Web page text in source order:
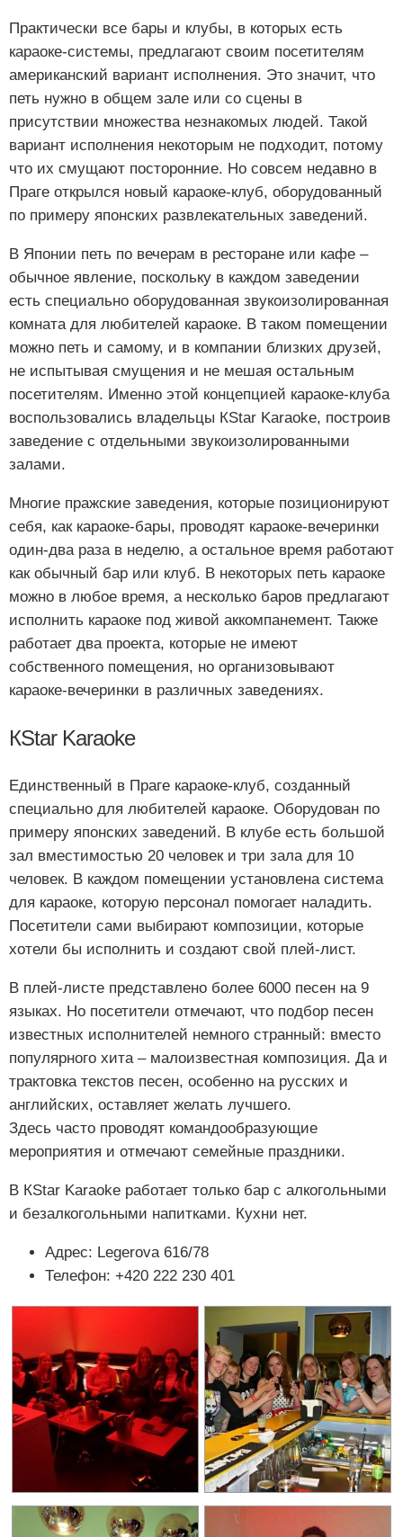
Практически все бары и клубы, в которых есть
караоке-системы, предлагают своим посетителям
американский вариант исполнения. Это значит, что
петь нужно в общем зале или со сцены в
присутствии множества незнакомых людей. Такой
вариант исполнения некоторым не подходит, потому
что их смущают посторонние. Но совсем недавно в
Праге открылся новый караоке-клуб, оборудованный
по примеру японских развлекательных заведений.
В Японии петь по вечерам в ресторане или кафе –
обычное явление, поскольку в каждом заведении
есть специально оборудованная звукоизолированная
комната для любителей караоке. В таком помещении
можно петь и самому, и в компании близких друзей,
не испытывая смущения и не мешая остальным
посетителям. Именно этой концепцией караоке-клуба
воспользовались владельцы КStar Karaoke, построив
заведение с отдельными звукоизолированными
залами.
Многие пражские заведения, которые позиционируют
себя, как караоке-бары, проводят караоке-вечеринки
один-два раза в неделю, а остальное время работают
как обычный бар или клуб. В некоторых петь караоке
можно в любое время, а несколько баров предлагают
исполнить караоке под живой аккомпанемент. Также
работает два проекта, которые не имеют
собственного помещения, но организовывают
караоке-вечеринки в различных заведениях.
КStar Karaoke
Единственный в Праге караоке-клуб, созданный
специально для любителей караоке. Оборудован по
примеру японских заведений. В клубе есть большой
зал вместимостью 20 человек и три зала для 10
человек. В каждом помещении установлена система
для караоке, которую персонал помогает наладить.
Посетители сами выбирают композиции, которые
хотели бы исполнить и создают свой плей-лист.
В плей-листе представлено более 6000 песен на 9
языках. Но посетители отмечают, что подбор песен
известных исполнителей немного странный: вместо
популярного хита – малоизвестная композиция. Да и
трактовка текстов песен, особенно на русских и
английских, оставляет желать лучшего.
Здесь часто проводят командообразующие
мероприятия и отмечают семейные праздники.
В КStar Karaoke работает только бар с алкогольными
и безалкогольными напитками. Кухни нет.
Адрес: Legerova 616/78
Телефон: +420 222 230 401